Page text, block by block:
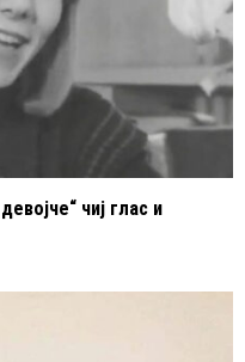
чиј глас и